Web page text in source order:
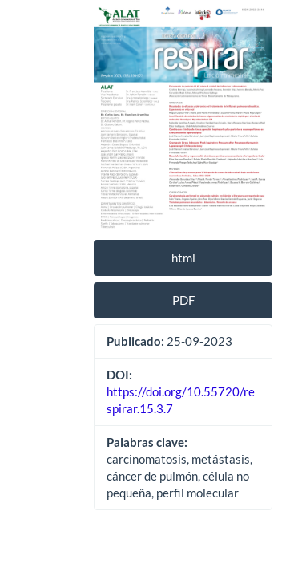
Barra
lateral
del
artículo
html
PDF
Publicado: 25-09-2023
DOI:
https://doi.org/10.55720/re
spirar.15.3.7
Palabras clave:
carcinomatosis, metástasis,
cáncer de pulmón, célula no
pequeña, perfil molecular